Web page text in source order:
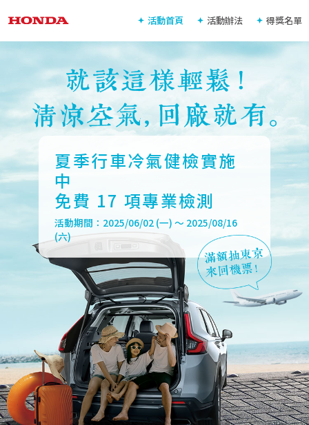
活動首頁 活動辦法 得獎名單
夏季行車冷氣健檢實施
中
免費 17 項專業檢測
活動期間：2025/06/02 (一) ～ 2025/08/16
(六)